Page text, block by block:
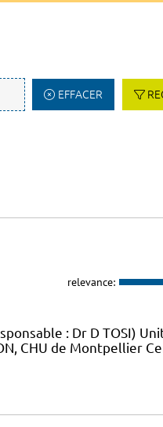
EFFACER
relevance:
: Dr D TOSI)
CHU de Montpellier